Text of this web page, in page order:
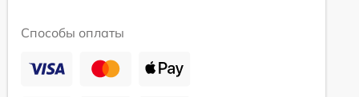
Способы оплаты